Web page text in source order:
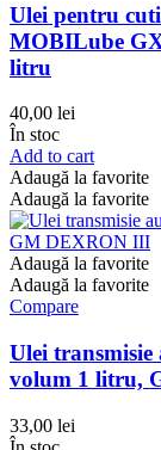
Ulei pentru
MOBILube
litru
40,00 lei
În stoc
Add to cart
Adaugă la favorite
Adaugă la favorite
Adaugă la favorite
Adaugă la favorite
Compare
Ulei
volum 1 litru,
33,00 lei